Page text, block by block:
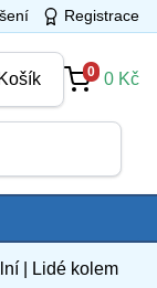
Registrace
Košík 0 0 Kč
Lidé kolem